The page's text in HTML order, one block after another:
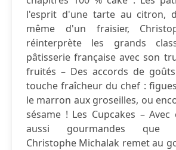
l'esprit d'une tarte au citron,
même d'un fraisier,
réinterprète les grands
pâtisserie française avec son
fruités – Des accords de
touche fraîcheur du chef :
le marron aux groseilles, ou
sésame ! Les Cupcakes –
aussi gourmandes que
Christophe Michalak remet au